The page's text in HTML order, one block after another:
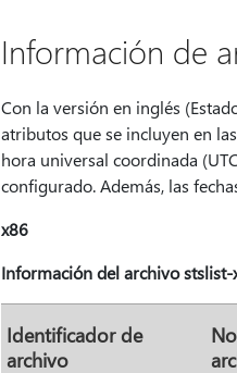
Información de
Con la versión en inglés
atributos que se incluyen en
hora universal coordinada
configurado. Además, las
x86
Información del archivo stslist-
Identificador de
archivo